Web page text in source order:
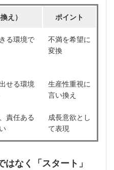
え） ポイント
る環境で
不満を希望に
変換
せる環境
生産性重視に
言い換え
責任ある
成長意欲とし
て表現
はなく「スタート」